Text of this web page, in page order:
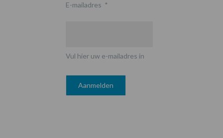
E-mailadres *
Vul hier uw e-mailadres in